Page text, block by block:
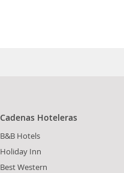
Cadenas Hoteleras
B&B Hotels
Holiday Inn
Best Western